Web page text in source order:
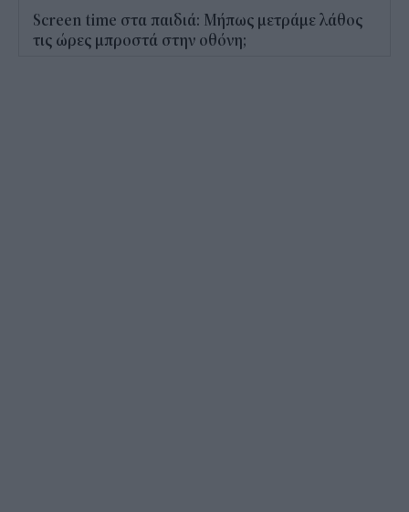
Screen time στα παιδιά: Μήπως μετράμε λάθος
τις ώρες μπροστά στην οθόνη;